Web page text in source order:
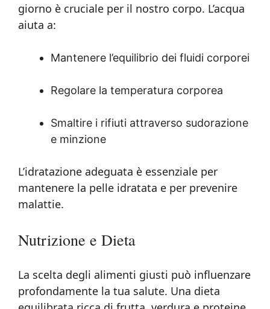
giorno è cruciale per il nostro corpo. L’acqua
aiuta a:
Mantenere l’equilibrio dei fluidi corporei
Regolare la temperatura corporea
Smaltire i rifiuti attraverso sudorazione
e minzione
L’idratazione adeguata è essenziale per
mantenere la pelle idratata e per prevenire
malattie.
Nutrizione e Dieta
La scelta degli alimenti giusti può influenzare
profondamente la tua salute. Una dieta